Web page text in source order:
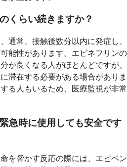
くらい続きますか？
通常、接触後数分以内に発症し、
能性があります。エピネフリンの
が良くなる人がほとんどですが、
滞在する必要がある場合がありま
る人もいるため、医療監視が非常
急時に使用しても安全です
を脅かす反応の際には、エピペン